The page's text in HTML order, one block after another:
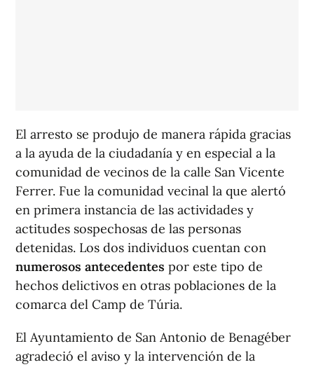
El arresto se produjo de manera rápida gracias
a la ayuda de la ciudadanía y en especial a la
comunidad de vecinos de la calle San Vicente
Ferrer. Fue la comunidad vecinal la que alertó
en primera instancia de las actividades y
actitudes sospechosas de las personas
detenidas. Los dos individuos cuentan con
numerosos antecedentes por este tipo de
hechos delictivos en otras poblaciones de la
comarca del Camp de Túria.
El Ayuntamiento de San Antonio de Benagéber
agradeció el aviso y la intervención de la